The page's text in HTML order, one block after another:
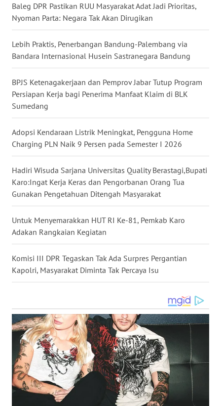
Baleg DPR Pastikan RUU Masyarakat Adat Jadi Prioritas,
Nyoman Parta: Negara Tak Akan Dirugikan
Lebih Praktis, Penerbangan Bandung-Palembang via
Bandara Internasional Husein Sastranegara Bandung
BPJS Ketenagakerjaan dan Pemprov Jabar Tutup Program
Persiapan Kerja bagi Penerima Manfaat Klaim di BLK
Sumedang
Adopsi Kendaraan Listrik Meningkat, Pengguna Home
Charging PLN Naik 9 Persen pada Semester I 2026
Hadiri Wisuda Sarjana Universitas Quality Berastagi,Bupati
Karo:Ingat Kerja Keras dan Pengorbanan Orang Tua
Gunakan Pengetahuan Ditengah Masyarakat
Untuk Menyemarakkan HUT RI Ke-81, Pemkab Karo
Adakan Rangkaian Kegiatan
Komisi III DPR Tegaskan Tak Ada Surpres Pergantian
Kapolri, Masyarakat Diminta Tak Percaya Isu
KALBAR
WN
KALTENG
WN
KALTARA
WN
WN
KALTIM
WN
SULSEL
GORONTALO
SULUT
WN
MALUT
WN
DAIRI